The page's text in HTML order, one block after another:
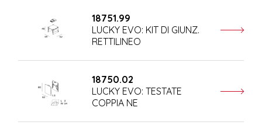
18751.99
LUCKY EVO: KIT DI GIUNZ.
RETTILINEO
18750.02
LUCKY EVO: TESTATE
COPPIA NE